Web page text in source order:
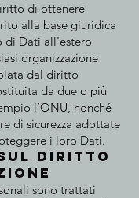
di ottenere
alla base giuridica
di Dati all'estero
organizzazione
dal diritto
da due o più
l’ONU, nonché
di sicurezza adottate
i loro Dati.
diritto
sono trattati